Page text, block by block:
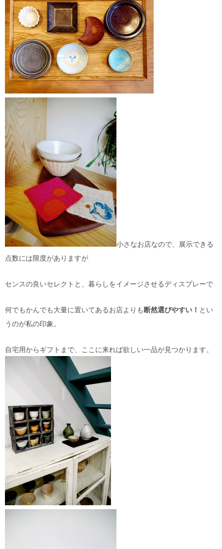
小さなお店なので、展示できる
点数には限度がありますが
センスの良いセレクトと、暮らしをイメージさせるディスプレーで
何でもかんでも大量に置いてあるお店よりも断然選びやすい！ とい
うのが私の印象。
自宅用からギフトまで、ここに来れば欲しい一品が見つかります。